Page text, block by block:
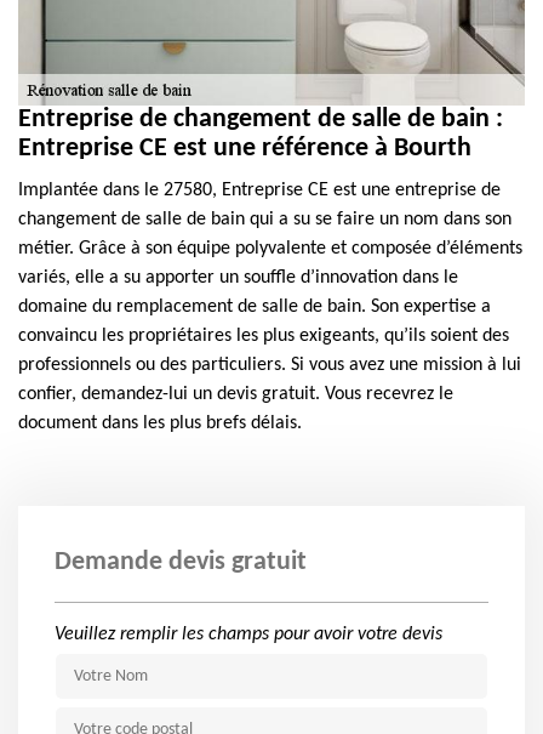
Entreprise de changement de salle de bain :
Entreprise CE est une référence à Bourth
Implantée dans le 27580, Entreprise CE est une entreprise de
changement de salle de bain qui a su se faire un nom dans son
métier. Grâce à son équipe polyvalente et composée d’éléments
variés, elle a su apporter un souffle d’innovation dans le
domaine du remplacement de salle de bain. Son expertise a
convaincu les propriétaires les plus exigeants, qu’ils soient des
professionnels ou des particuliers. Si vous avez une mission à lui
confier, demandez-lui un devis gratuit. Vous recevrez le
document dans les plus brefs délais.
Demande devis gratuit
Veuillez remplir les champs pour avoir votre devis